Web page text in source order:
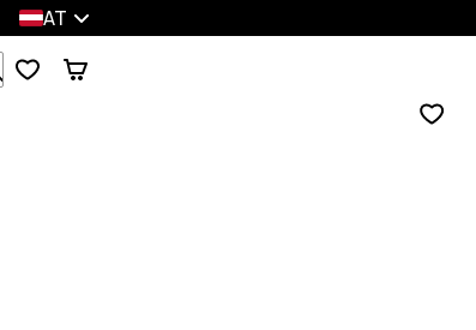
AT
Durchsuche 1 000+ Produkte